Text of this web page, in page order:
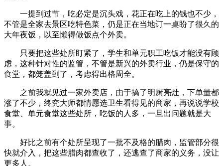
一提到过节，吃必定是沉头戏，花正在吃上的钱也不少，
不管是全家去景区吃特色菜，仍是正在当地订一桌盼了很久的
大年夜饭，以至懒得做饭点个外卖。
只要把这些处所盯紧了，学生和单元职工吃饭才能没有顾
虑，这种针对性的监管，不管是新兴的外卖行业，仍是保守的
食堂，都笼盖到了，考虑得出格周全。
之前我就见过一家外卖店，由于搞了明厨亮灶，下单量都
涨了不少，终究大师都情愿选卫生看得见的商家，再说说学校
食堂、单元食堂这些处所，吃饭的人多，一旦出问题就是大
事。
好比之前有个处所呈现了一批不及格的腊肉，监管部分很
快就介入，把这些腊肉都查收了，还逃查了商家的义务，没让
更多人。